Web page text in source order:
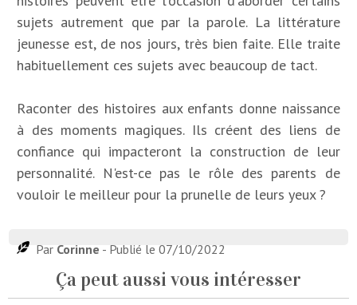
sujets autrement que par la parole. La littérature
jeunesse est, de nos jours, très bien faite. Elle traite
habituellement ces sujets avec beaucoup de tact.
Raconter des histoires aux enfants donne naissance
à des moments magiques. Ils créent des liens de
confiance qui impacteront la construction de leur
personnalité. N'est-ce pas le rôle des parents de
vouloir le meilleur pour la prunelle de leurs yeux ?
Par Corinne - Publié le 07/10/2022
Ça peut aussi vous intéresser